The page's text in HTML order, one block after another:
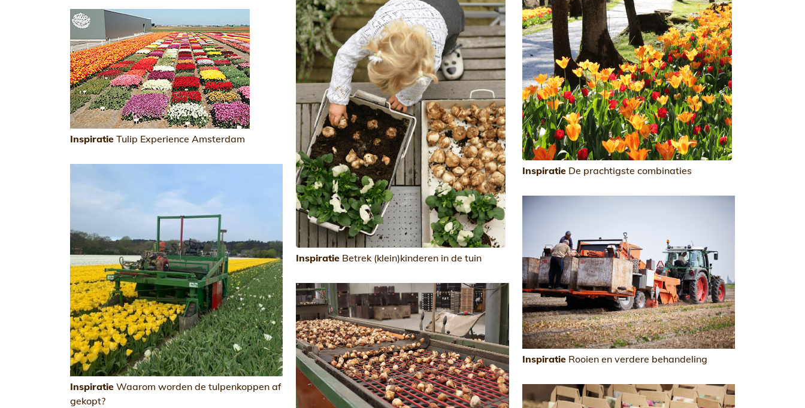
InspiratieDe prachtigste combinaties
Inspiratie Betrek (klein)kinderen in de tuin
Inspiratie Tulip Experience Amsterdam
Inspiratie Waarom worden de tulpenkoppen af
gekopt?
InspiratieRooien en verdere behandeling